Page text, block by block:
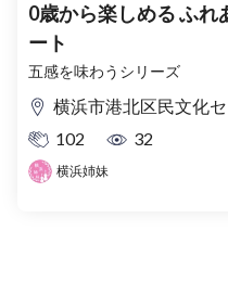
0歳から楽しめる ふれ
ート
五感を味わうシリーズ
横浜市港北区民文化センター ミズキー
102
32
横浜姉妹